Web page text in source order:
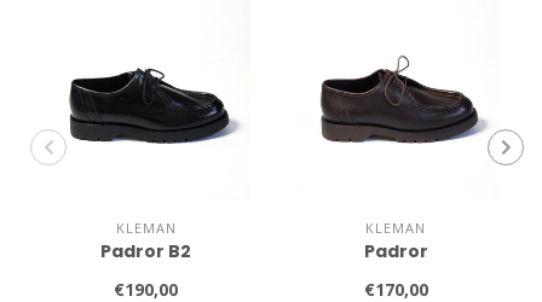
KLEMAN
Padror B2
€190,00
KLEMAN
Padror
€170,00